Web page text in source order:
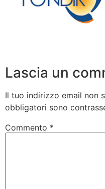
Lascia un
Il tuo indirizzo email non
obbligatori sono
Commento *